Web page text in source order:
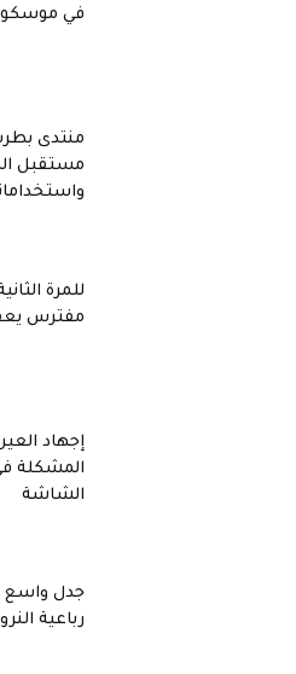
في موسكو
منتدى
مستقبل
للمرة
مفترس يعقر 9 أشخاص في قرية
إجهاد
المشكلة
الشاشة
جدل واسع
رباعية